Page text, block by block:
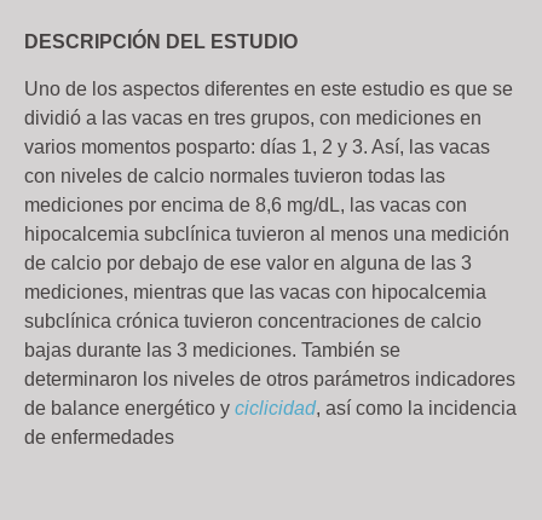
DESCRIPCIÓN DEL ESTUDIO
Uno de los aspectos diferentes en este estudio es que se
dividió a las vacas en tres grupos, con mediciones en
varios momentos posparto: días 1, 2 y 3. Así, las vacas
con niveles de calcio normales tuvieron todas las
mediciones por encima de 8,6 mg/dL, las vacas con
hipocalcemia subclínica tuvieron al menos una medición
de calcio por debajo de ese valor en alguna de las 3
mediciones, mientras que las vacas con hipocalcemia
subclínica crónica tuvieron concentraciones de calcio
bajas durante las 3 mediciones. También se
determinaron los niveles de otros parámetros indicadores
de balance energético y ciclicidad, así como la incidencia
de enfermedades